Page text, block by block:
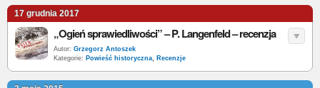
17 grudnia 2017
„Ogień sprawiedliwości” – P. Langenfeld – recenzja
Autor: Grzegorz Antoszek
Kategorie: Powieść historyczna, Recenzje